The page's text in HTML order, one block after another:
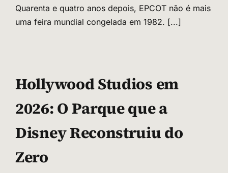
Quarenta e quatro anos depois, EPCOT não é mais
uma feira mundial congelada em 1982. [...]
Hollywood Studios em
2026: O Parque que a
Disney Reconstruiu do
Zero